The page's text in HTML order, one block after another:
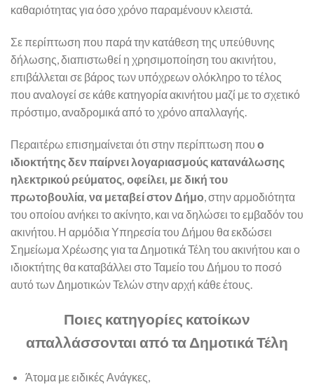
καθαριότητας για όσο χρόνο παραμένουν κλειστά.
Σε περίπτωση που παρά την κατάθεση της υπεύθυνης
δήλωσης, διαπιστωθεί η χρησιμοποίηση του ακινήτου,
επιβάλλεται σε βάρος των υπόχρεων ολόκληρο το τέλος
που αναλογεί σε κάθε κατηγορία ακινήτου μαζί με το σχετικό
πρόστιμο, αναδρομικά από το χρόνο απαλλαγής.
Περαιτέρω επισημαίνεται ότι στην περίπτωση που ο
ιδιοκτήτης δεν παίρνει λογαριασμούς κατανάλωσης
ηλεκτρικού ρεύματος, οφείλει, με δική του
πρωτοβουλία, να μεταβεί στον Δήμο , στην αρμοδιότητα
του οποίου ανήκει το ακίνητο, και να δηλώσει το εμβαδόν του
ακινήτου. Η αρμόδια Υπηρεσία του Δήμου θα εκδώσει
Σημείωμα Χρέωσης για τα Δημοτικά Τέλη του ακινήτου και ο
ιδιοκτήτης θα καταβάλλει στο Ταμείο του Δήμου το ποσό
αυτό των Δημοτικών Τελών στην αρχή κάθε έτους.
Ποιες κατηγορίες κατοίκων
απαλλάσσονται από τα Δημοτικά Τέλη
Άτομα με ειδικές Ανάγκες,